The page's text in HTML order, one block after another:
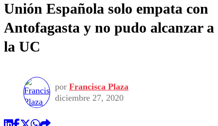
Frecuencias
Agricultura TV
Deportes
Seleccion Chilena
Torneo Internacional
Economía
Internacional
Publicaciones en medios
Opinión
Unión Española solo empata con
Antofagasta y no pudo alcanzar a
la UC
por Francisca Plaza
diciembre 27, 2020